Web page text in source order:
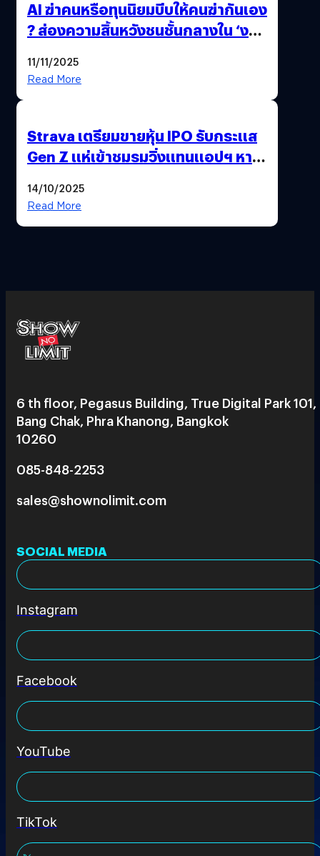
AI ฆ่าคนหรือทุนนิยมบีบให้คนฆ่ากันเอง
? ส่องความสิ้นหวังชนชั้นกลางใน ‘งาน
11/11/2025
Read More
Strava เตรียมขายหุ้น IPO รับกระแส
Gen Z แห่เข้าชมรมวิ่งแทนแอปฯ หาคู่
14/10/2025
Read More
6 th floor, Pegasus Building, True Digital Park 101,
Bang Chak, Phra Khanong, Bangkok
10260
085-848-2253
sales@shownolimit.com
SOCIAL MEDIA
Instagram
Facebook
YouTube
TikTok